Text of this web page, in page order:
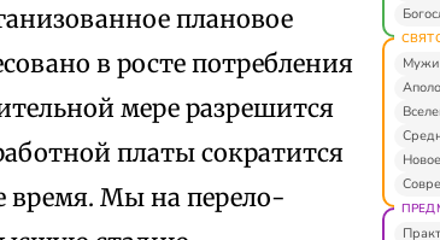
плановое
в росте потребления
мере разрешится
платы сократится
время. Мы на перело­
Мужи